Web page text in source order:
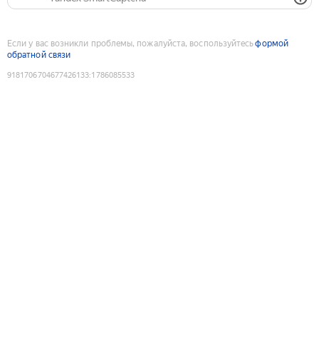
Если у вас возникли проблемы, пожалуйста, воспользуйтесьформой
обратной связи
9181706704677426133:1786085533